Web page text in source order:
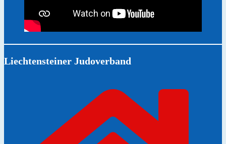
Liechtensteiner Judoverband